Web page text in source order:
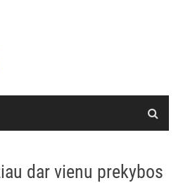
dar vienu prekybos